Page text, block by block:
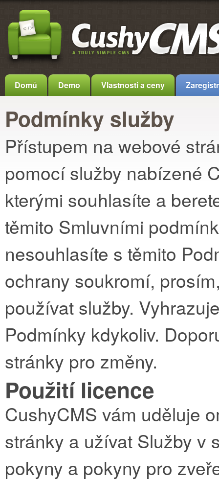
Domů Demo Vlastnosti a ceny
Podmínky služby
Přístupem na webové
pomocí služby nabízené
kterými souhlasíte a
těmito Smluvními
nesouhlasíte s těmito
ochrany soukromí,
používat služby.
Podmínky kdykoliv.
stránky pro změny.
Použití licence
CushyCMS vám uděluje
stránky a užívat Služby v
pokyny a pokyny pro